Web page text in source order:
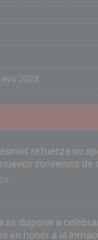
2023
refuerza su
nuevos convenios de
se dispone a
en honor a la